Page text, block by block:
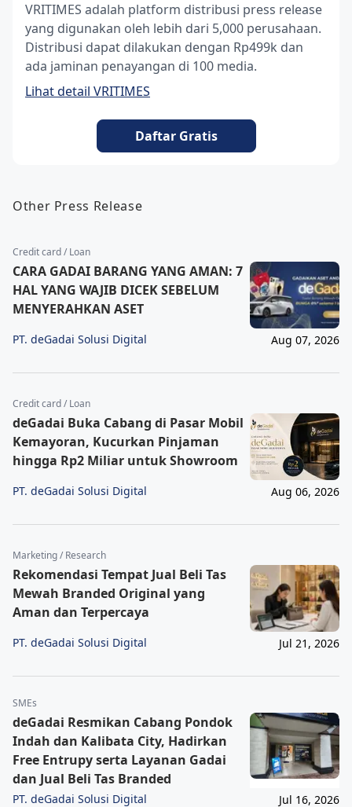
VRITIMES adalah platform distribusi press release
yang digunakan oleh lebih dari 5,000 perusahaan.
Distribusi dapat dilakukan dengan Rp499k dan
ada jaminan penayangan di 100 media.
Lihat detail VRITIMES
Daftar Gratis
Other Press Release
Credit card / Loan
CARA GADAI BARANG YANG AMAN: 7
HAL YANG WAJIB DICEK SEBELUM
MENYERAHKAN ASET
PT. deGadai Solusi Digital Aug 07, 2026
Credit card / Loan
deGadai Buka Cabang di Pasar Mobil
Kemayoran, Kucurkan Pinjaman
hingga Rp2 Miliar untuk Showroom
PT. deGadai Solusi Digital Aug 06, 2026
Marketing / Research
Rekomendasi Tempat Jual Beli Tas
Mewah Branded Original yang
Aman dan Terpercaya
PT. deGadai Solusi Digital Jul 21, 2026
SMEs
deGadai Resmikan Cabang Pondok
Indah dan Kalibata City, Hadirkan
Free Entrupy serta Layanan Gadai
dan Jual Beli Tas Branded
PT. deGadai Solusi Digital Jul 16, 2026